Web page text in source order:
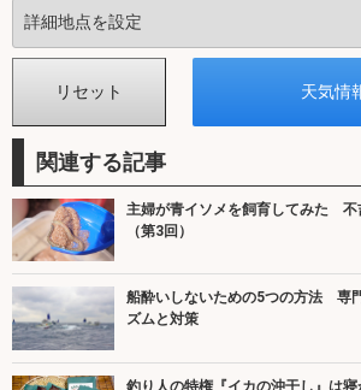
関連する記事
主婦が青イソメを飼育してみた 不
（第3回）
船酔いしないための5つの方法 専
ズムと対策
釣り人の特権『イカの沖干し』は